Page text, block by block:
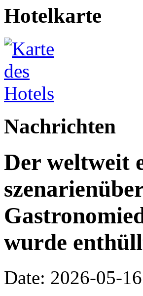
Hotelkarte
Nachrichten
Der weltweit
wurde
Date: 2026-05-16